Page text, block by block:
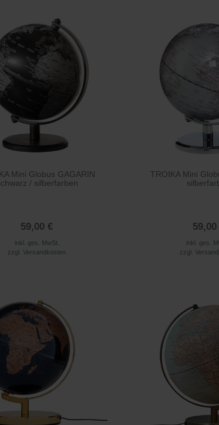
Mini Globus GAGARIN
/ silberfarben
59,00 €
inkl. ges. MwSt.
zzgl.Versandkosten
TROIKA Mini
59,00
inkl. ges.
zzgl.